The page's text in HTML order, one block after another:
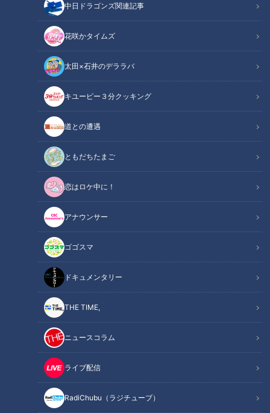
中日ドラゴンズ関連記事
花咲かタイムズ
太田×石井のデララバ
キユーピー３分クッキング
道との遭遇
ともだちたまご
恋はロケ中に！
アナウンサー
ゴゴスマ
ドキュメンタリー
THE TIME,
ニュースコラム
ライブ配信
RadiChubu（ラジチューブ）
CBCテレビ：画像「デララバ」
この記事の画像（全14枚）